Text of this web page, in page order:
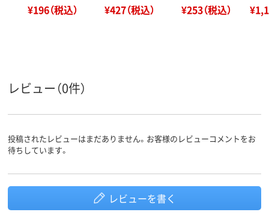
¥196（税込） ¥427（税込） ¥253（税込）
レビュー（0件）
投稿されたレビューはまだありません。お客様のレビューコメントをお
待ちしています。
レビューを書く